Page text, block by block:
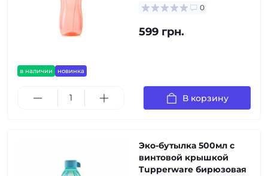
в наличии новинка
0
599 грн.
В корзину
Эко-бутылка 500мл с
винтовой крышкой
Tupperware бирюзовая